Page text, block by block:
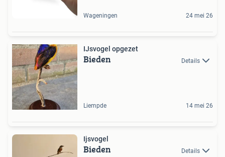
Wageningen 24 mei 26
IJsvogel opgezet
Bieden Details
Liempde 14 mei 26
Ijsvogel
Bieden Details